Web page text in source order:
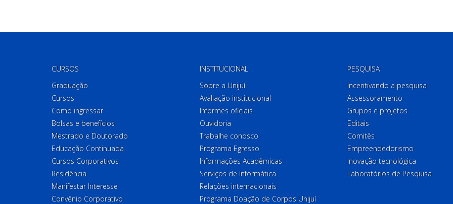
CURSOS
Graduação
Cursos
Como ingressar
Bolsas e benefícios
Mestrado e Doutorado
Educação Continuada
Cursos Corporativos
Residência
Manifestar Interesse
Convênio Corporativo
INSTITUCIONAL
Sobre a Unijuí
Avaliação institucional
Informes oficiais
Ouvidoria
Trabalhe conosco
Programa Egresso
Informações Acadêmicas
Serviços de Informática
Relações internacionais
Programa Doação de Corpos Unijuí
PESQUISA
Incentivando a pesquisa
Assessoramento
Grupos e projetos
Editais
Comitês
Empreendedorismo
Inovação tecnológica
Laboratórios de Pesquisa